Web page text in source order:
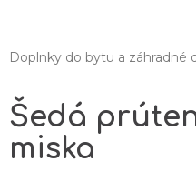
Doplnky do bytu a záhradné
Šedá
miska